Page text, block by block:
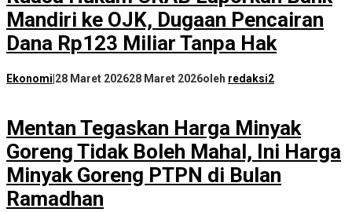
Mandiri ke OJK, Dugaan Pencairan
Dana Rp123 Miliar Tanpa Hak
Ekonomi 28 Maret 202628 Maret 2026oleh redaksi2
Mentan Tegaskan Harga Minyak
Goreng Tidak Boleh Mahal, Ini Harga
Minyak Goreng PTPN di Bulan
Ramadhan